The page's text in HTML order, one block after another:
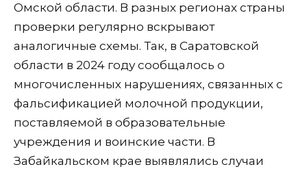
Омской области. В разных регионах страны
проверки регулярно вскрывают
аналогичные схемы. Так, в Саратовской
области в 2024 году сообщалось о
многочисленных нарушениях, связанных с
фальсификацией молочной продукции,
поставляемой в образовательные
учреждения и воинские части. В
Забайкальском крае выявлялись случаи